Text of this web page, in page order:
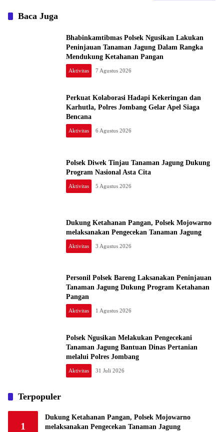
Baca Juga
Bhabinkamtibmas Polsek Ngusikan Lakukan
Peninjauan Tanaman Jagung Dalam Rangka
Mendukung Ketahanan Pangan
Aktivitas 7 Agustus 2026
Perkuat Kolaborasi Hadapi Kekeringan dan
Karhutla, Polres Jombang Gelar Apel Siaga
Bencana
Aktivitas 6 Agustus 2026
Polsek Diwek Tinjau Tanaman Jagung Dukung
Program Nasional Asta Cita
Aktivitas 5 Agustus 2026
Dukung Ketahanan Pangan, Polsek Mojowarno
melaksanakan Pengecekan Tanaman Jagung
Aktivitas 3 Agustus 2026
Personil Polsek Bareng Laksanakan Peninjauan
Tanaman Jagung Dukung Program Ketahanan
Pangan
Aktivitas 1 Agustus 2026
Polsek Ngusikan Melakukan Pengecekani
Tanaman Jagung Bantuan Dinas Pertanian
melalui Polres Jombang
Aktivitas 31 Juli 2026
Terpopuler
1
Dukung Ketahanan Pangan, Polsek Mojowarno
melaksanakan Pengecekan Tanaman Jagung